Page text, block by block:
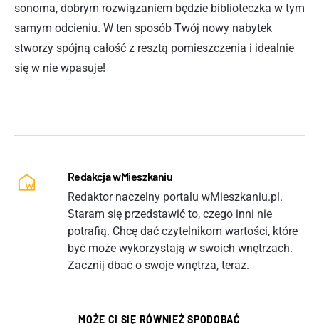
sonoma, dobrym rozwiązaniem będzie biblioteczka w tym
samym odcieniu. W ten sposób Twój nowy nabytek
stworzy spójną całość z resztą pomieszczenia i idealnie
się w nie wpasuje!
Redakcja wMieszkaniu
Redaktor naczelny portalu wMieszkaniu.pl.
Staram się przedstawić to, czego inni nie
potrafią. Chcę dać czytelnikom wartości, które
być może wykorzystają w swoich wnętrzach.
Zacznij dbać o swoje wnętrza, teraz.
MOŻE CI SIĘ RÓWNIEŻ SPODOBAĆ